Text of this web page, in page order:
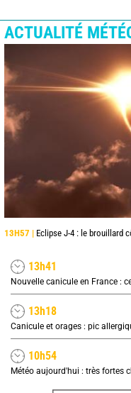
ACTUALITÉ
13H57 | Eclipse J-4 : le brouillard côtier
13h41
Nouvelle canicule en France :
13h18
Canicule et orages : pic
10h54